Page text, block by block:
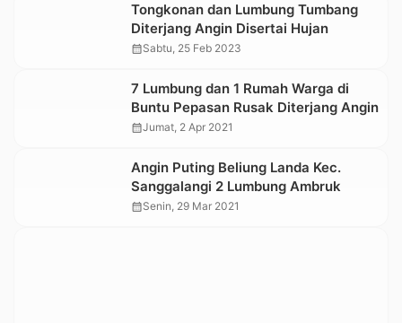
Tongkonan dan Lumbung Tumbang
Diterjang Angin Disertai Hujan
calendar_monthSabtu, 25 Feb 2023
7 Lumbung dan 1 Rumah Warga di
Buntu Pepasan Rusak Diterjang Angin
calendar_monthJumat, 2 Apr 2021
Angin Puting Beliung Landa Kec.
Sanggalangi 2 Lumbung Ambruk
calendar_monthSenin, 29 Mar 2021